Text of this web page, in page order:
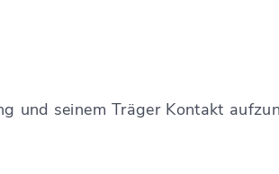
und seinem Träger Kontakt